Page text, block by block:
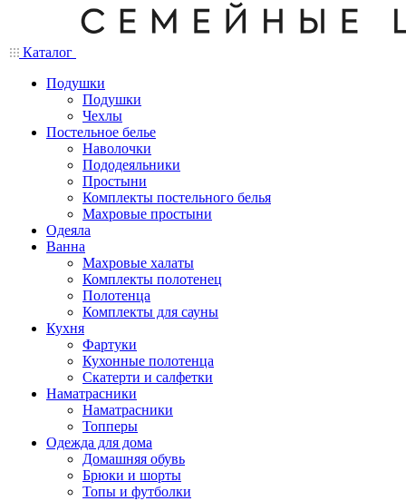
Каталог
Подушки
Подушки
Чехлы
Постельное белье
Наволочки
Пододеяльники
Простыни
Комплекты постельного белья
Махровые простыни
Одеяла
Ванна
Махровые халаты
Комплекты полотенец
Полотенца
Комплекты для сауны
Кухня
Фартуки
Кухонные полотенца
Скатерти и салфетки
Наматрасники
Наматрасники
Топперы
Одежда для дома
Домашняя обувь
Брюки и шорты
Топы и футболки